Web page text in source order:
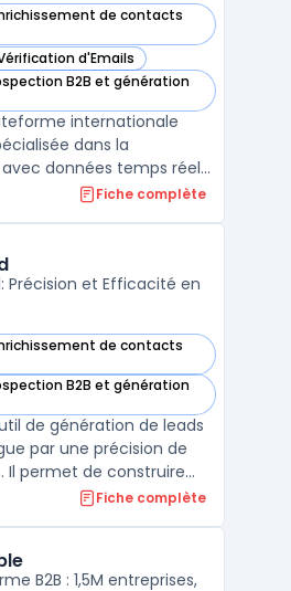
de contacts
catégorie
d'Emails
catégorie
B2B et génération
catégorie
internationale
dans la
données temps réel
850M+ prospects
propose une&nb ...
Fiche complète
Précision et Efficacité en
de contacts
cette catégorie
B2B et génération
cette catégorie
de génération de leads
par une précision de
Il permet de construire
exemptes de
des données de
Fiche complète
B2B : 1,5M entreprises,